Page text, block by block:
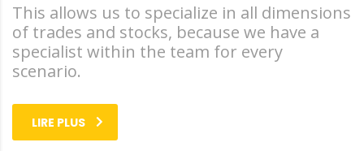
This allows us to specialize in all dimensions
of trades and stocks, because we have a
specialist within the team for every
scenario.
LIRE PLUS